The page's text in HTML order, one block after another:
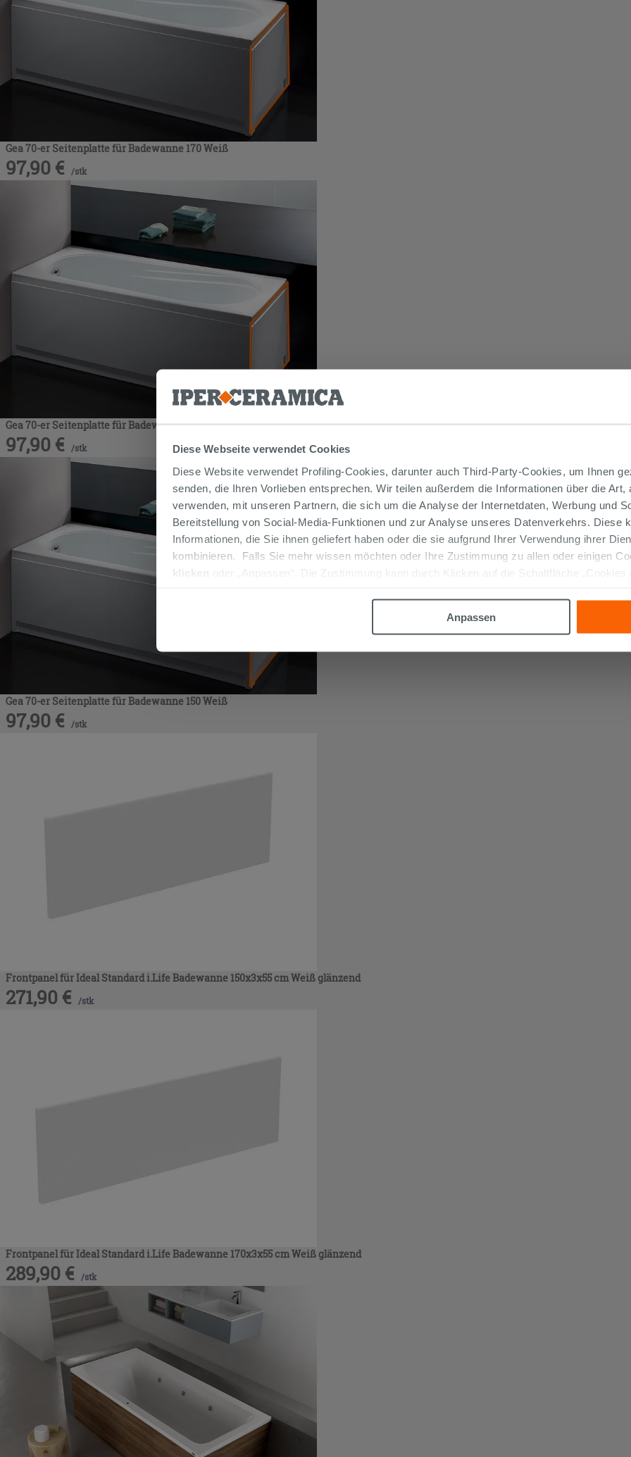
Diese Webseite verwendet Cookies
Diese Website verwendet Profiling-Cookies, darunter auch Third-Party-Cookies, um Ihnen
senden, die Ihren Vorlieben entsprechen. Wir teilen außerdem die Informationen über die
verwenden, mit unseren Partnern, die sich um die Analyse der Internetdaten, Werbung und
Bereitstellung von Social-Media-Funktionen und zur Analyse unseres Datenverkehrs. Diese
Informationen, die Sie ihnen geliefert haben oder die sie aufgrund Ihrer Verwendung ihrer
kombinieren. Falls Sie mehr wissen möchten oder Ihre Zustimmung zu allen oder einigen
klicken
oder „Anpassen“. Die Zustimmung kann durch Klicken auf die Schaltfläche „Cookies
Anpassen
Gea 70-er Seitenplatte für Badewanne 170 Weiß
97,90 € /stk
Gea 70-er Seitenplatte für Badewanne 160 Weiß
97,90 € /stk
Gea 70-er Seitenplatte für Badewanne 150 Weiß
97,90 € /stk
Frontpanel für Ideal Standard i.Life Badewanne 150x3x55 cm Weiß glänzend
271,90 € /stk
Frontpanel für Ideal Standard i.Life Badewanne 170x3x55 cm Weiß glänzend
289,90 € /stk